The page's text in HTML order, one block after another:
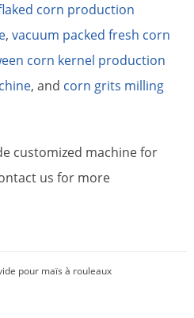
corn production
, vacuum packed fresh corn
corn kernel production
, and corn grits milling
customized machine for
us for more
pour maïs à rouleaux